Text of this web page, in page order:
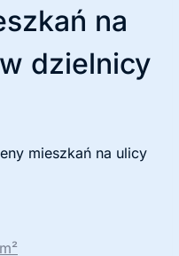
na
dzielnicy
mieszkań na ulicy